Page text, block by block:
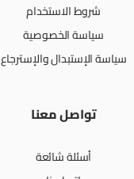
شروط الاستخدام
سياسة الخصوصية
سياسة الإستبدال والإسترجاع
تواصل معنا
أسئلة شائعة